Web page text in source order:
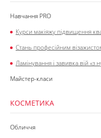
Навчання PRO
Курси макіяжу підвищення
Стань професійним
Ламінування і завивка вій «з
Майстер-класи
КОСМЕТИКА
Обличчя